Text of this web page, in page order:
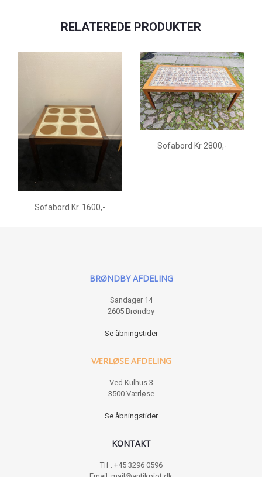
RELATEREDE PRODUKTER
Sofabord Kr. 1600,-
Sofabord Kr 2800,-
BRØNDBY AFDELING
Sandager 14
2605 Brøndby
Se åbningstider
VÆRLØSE AFDELING
Ved Kulhus 3
3500 Værløse
Se åbningstider
KONTAKT
Tlf : +45 3296 0596